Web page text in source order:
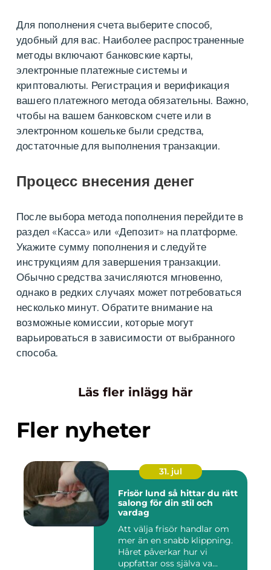
Для пополнения счета выберите способ,
удобный для вас. Наиболее распространенные
методы включают банковские карты,
электронные платежные системы и
криптовалюты. Регистрация и верификация
вашего платежного метода обязательны. Важно,
чтобы на вашем банковском счете или в
электронном кошельке были средства,
достаточные для выполнения транзакции.
Процесс внесения денег
После выбора метода пополнения перейдите в
раздел «Касса» или «Депозит» на платформе.
Укажите сумму пополнения и следуйте
инструкциям для завершения транзакции.
Обычно средства зачисляются мгновенно,
однако в редких случаях может потребоваться
несколько минут. Обратите внимание на
возможные комиссии, которые могут
варьироваться в зависимости от выбранного
способа.
Läs fler inlägg här
Fler nyheter
31. jul
Frisör lund så hittar du rätt
salong för din stil och
vardag
Att välja frisör handlar om
mer än en snabb klippning.
Håret påverkar hur vi
uppfattar oss själva va...